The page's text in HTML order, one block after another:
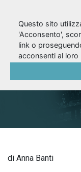
Corte
di Anna Banti
Questo sito
'Acconsento',
link o
acconsenti al loro